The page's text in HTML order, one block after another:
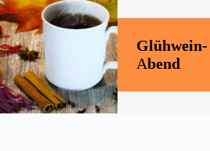
Glühwein-
Abend